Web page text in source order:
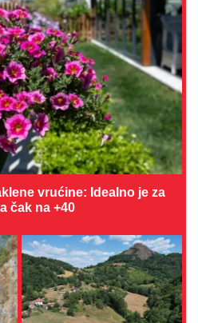
vrućine: Idealno je za
čak na +40